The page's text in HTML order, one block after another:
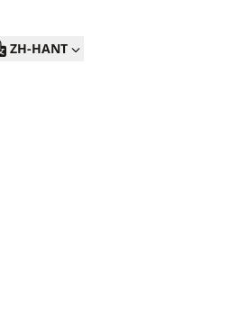
ZH-HANT